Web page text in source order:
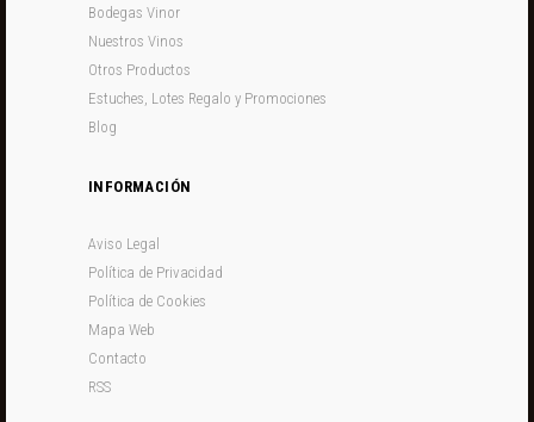
Bodegas Vinor
Nuestros Vinos
Otros Productos
Estuches, Lotes Regalo y Promociones
Blog
INFORMACIÓN
Aviso Legal
Política de Privacidad
Política de Cookies
Mapa Web
Contacto
RSS